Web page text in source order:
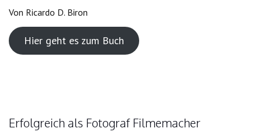
Von Ricardo D. Biron
Hier geht es zum Buch
Erfolgreich als Fotograf Filmemacher